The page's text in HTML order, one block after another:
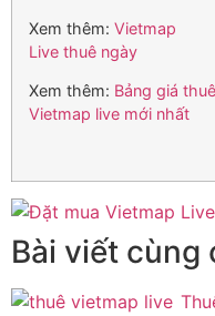
Xem thêm: Vietmap
Live thuê ngày
Xem thêm: Bảng giá thuê
Vietmap live mới nhất
Bài viết cùng